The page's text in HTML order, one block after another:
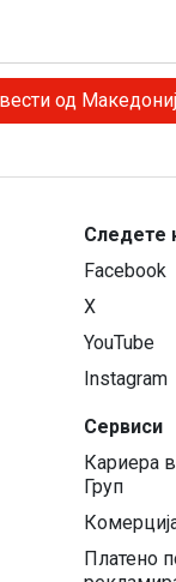
работи.
од
Следете
Facebook
X
YouTube
Instagram
Сервиси
Кариера
Груп
Платено